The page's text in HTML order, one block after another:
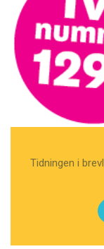
Tidningen i